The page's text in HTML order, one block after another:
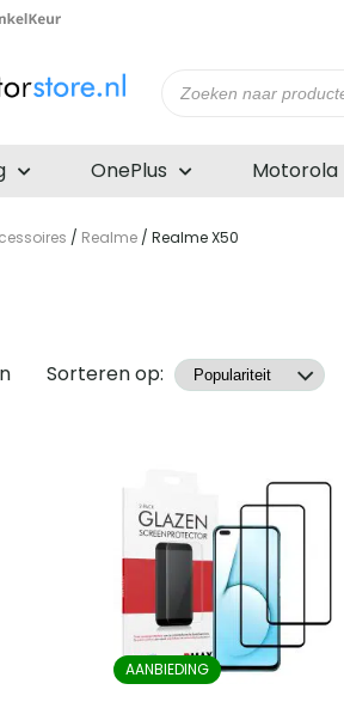
zoeken
OnePlus Motorola
/ Realme / Realme X50
Sorteren op:
AANBIEDING